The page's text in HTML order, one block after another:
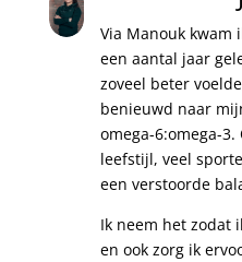
Via Manouk kwam
een aantal jaar
zoveel beter
benieuwd naar
omega-6:omega-
leefstijl, veel
een verstoorde
Ik neem het zodat
en ook zorg ik